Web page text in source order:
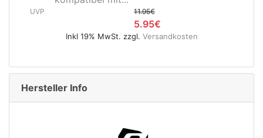
Versandkosten
Hersteller Info